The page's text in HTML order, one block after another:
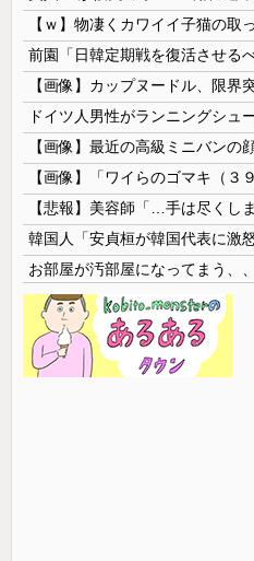
【ｗ】物凄くカワイイ子猫の取
【画像】カップヌードル、限界
【画像】最近の高級ミニバンの
【画像】「ワイらのゴマキ（３９
【悲報】美容師「…手は尽く
お部屋が汚部屋になってまう、、